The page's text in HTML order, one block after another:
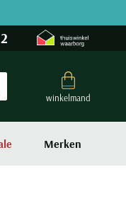
winkelmand
Submit search
Merken